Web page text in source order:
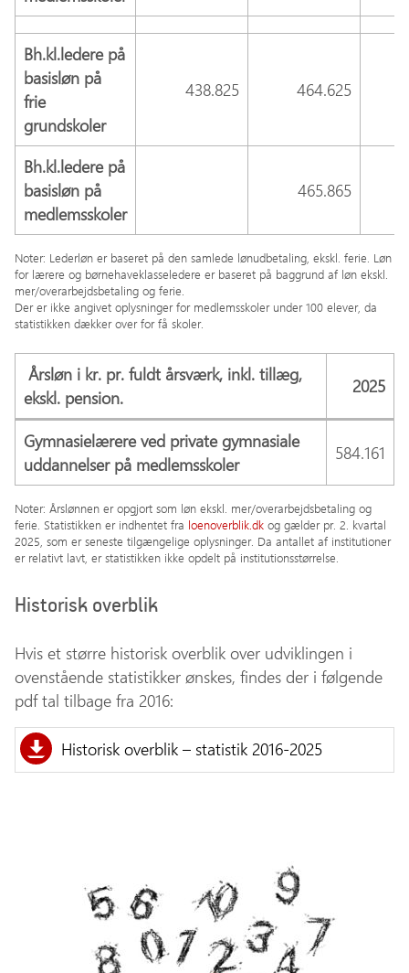
Bh.kl.ledere på
basisløn på
frie
grundskoler
438.825 464.625
Bh.kl.ledere på
basisløn på
medlemsskoler
465.865
Noter: Lederløn er baseret på den samlede lønudbetaling, ekskl. ferie. Løn
for lærere og børnehaveklasseledere er baseret på baggrund af løn ekskl.
mer/overarbejdsbetaling og ferie.
Der er ikke angivet oplysninger for medlemsskoler under 100 elever, da
statistikken dækker over for få skoler.
Årsløn i kr. pr. fuldt årsværk, inkl. tillæg,
ekskl. pension.
2025
Gymnasielærere ved private gymnasiale
uddannelser på medlemsskoler
584.161
Noter: Årslønnen er opgjort som løn ekskl. mer/overarbejdsbetaling og
ferie. Statistikken er indhentet fra loenoverblik.dk og gælder pr. 2. kvartal
2025, som er seneste tilgængelige oplysninger. Da antallet af institutioner
er relativt lavt, er statistikken ikke opdelt på institutionsstørrelse.
Historisk overblik
Hvis et større historisk overblik over udviklingen i
ovenstående statistikker ønskes, findes der i følgende
pdf tal tilbage fra 2016:
Historisk overblik – statistik 2016-2025